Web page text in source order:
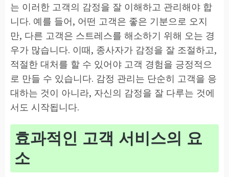
는 이러한 고객의 감정을 잘 이해하고 관리해야 합
니다. 예를 들어, 어떤 고객은 좋은 기분으로 오지
만, 다른 고객은 스트레스를 해소하기 위해 오는 경
우가 많습니다. 이때, 종사자가 감정을 잘 조절하고,
적절한 대처를 할 수 있어야 고객 경험을 긍정적으
로 만들 수 있습니다. 감정 관리는 단순히 고객을 응
대하는 것이 아니라, 자신의 감정을 잘 다루는 것에
서도 시작됩니다.
효과적인 고객 서비스의 요
소